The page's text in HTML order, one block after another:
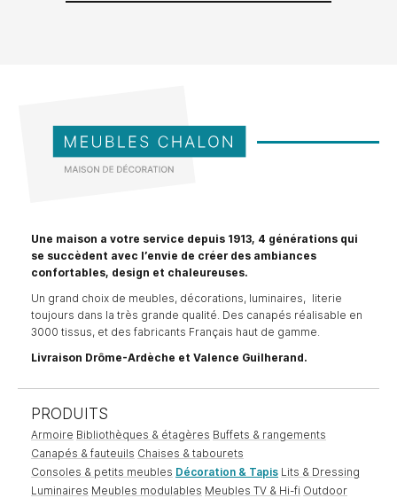
Une maison a votre service depuis 1913, 4 générations qui
se succèdent avec l’envie de créer des ambiances
confortables, design et chaleureuses.
Un grand choix de meubles, décorations, luminaires, literie
toujours dans la très grande qualité. Des canapés réalisable en
3000 tissus, et des fabricants Français haut de gamme.
Livraison Drôme-Ardèche et Valence Guilherand.
PRODUITS
Armoire Bibliothèques & étagères Buffets & rangements
Canapés & fauteuils Chaises & tabourets
Consoles & petits meubles Décoration & Tapis Lits & Dressing
Luminaires Meubles modulables Meubles TV & Hi-fi Outdoor